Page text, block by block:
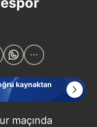
kaynaktan
maçında